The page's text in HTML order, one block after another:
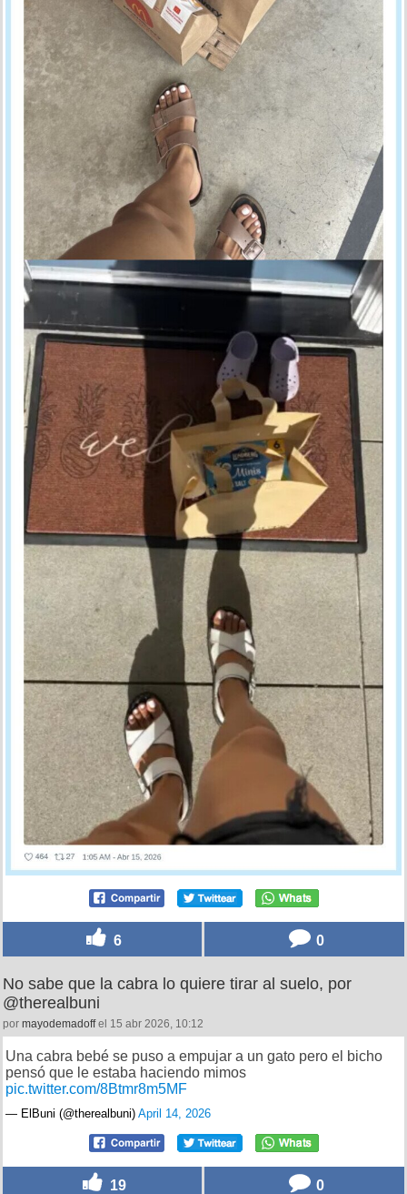
6 0
No sabe que la cabra lo quiere tirar al suelo, por
@therealbuni
por mayodemadoffel 15 abr 2026, 10:12
Una cabra bebé se puso a empujar a un gato pero el bicho
pensó que le estaba haciendo mimos
pic.twitter.com/8Btmr8m5MF
— ElBuni (@therealbuni) April 14, 2026
19 0